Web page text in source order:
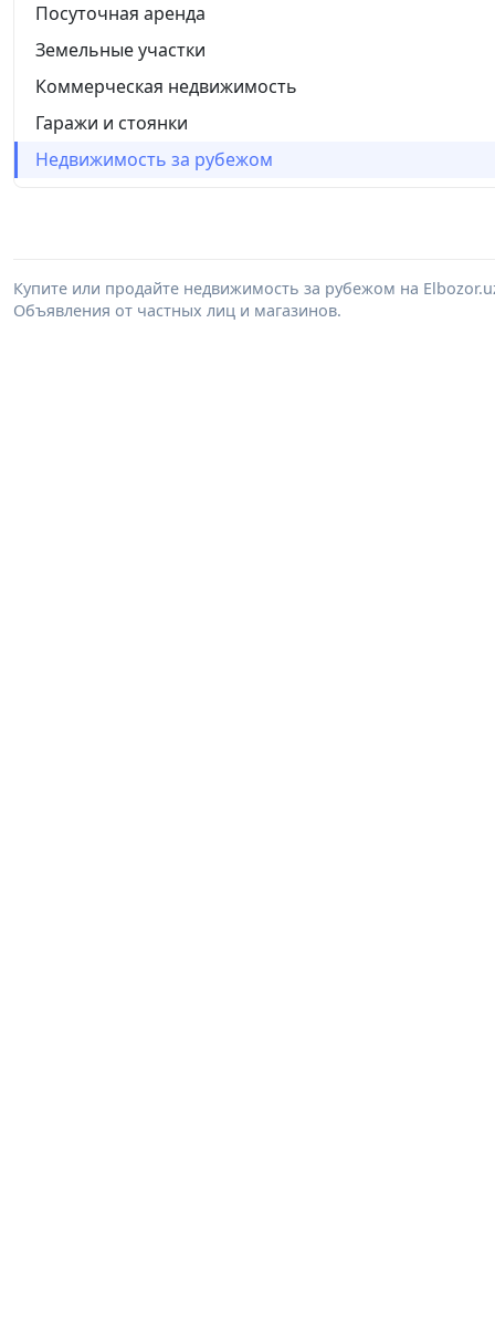
Посуточная аренда
Земельные участки
Коммерческая недвижимость
Гаражи и стоянки
Недвижимость за рубежом
Купите или продайте недвижимость за рубежом на
Объявления от частных лиц и магазинов.